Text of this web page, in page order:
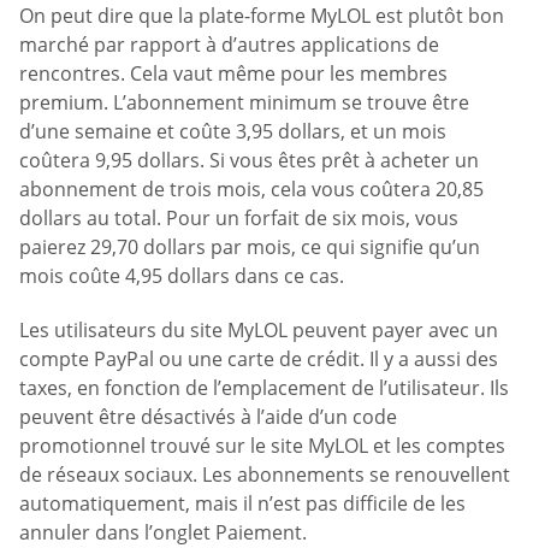
On peut dire que la plate-forme MyLOL est plutôt bon
marché par rapport à d’autres applications de
rencontres. Cela vaut même pour les membres
premium. L’abonnement minimum se trouve être
d’une semaine et coûte 3,95 dollars, et un mois
coûtera 9,95 dollars. Si vous êtes prêt à acheter un
abonnement de trois mois, cela vous coûtera 20,85
dollars au total. Pour un forfait de six mois, vous
paierez 29,70 dollars par mois, ce qui signifie qu’un
mois coûte 4,95 dollars dans ce cas.
Les utilisateurs du site MyLOL peuvent payer avec un
compte PayPal ou une carte de crédit. Il y a aussi des
taxes, en fonction de l’emplacement de l’utilisateur. Ils
peuvent être désactivés à l’aide d’un code
promotionnel trouvé sur le site MyLOL et les comptes
de réseaux sociaux. Les abonnements se renouvellent
automatiquement, mais il n’est pas difficile de les
annuler dans l’onglet Paiement.